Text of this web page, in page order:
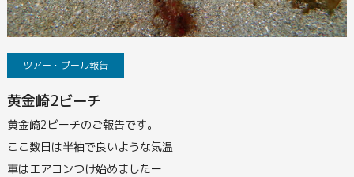
ツアー・プール報告
黄金崎2ビーチ
黄金崎2ビーチのご報告です。
ここ数日は半袖で良いような気温
車はエアコンつけ始めましたー